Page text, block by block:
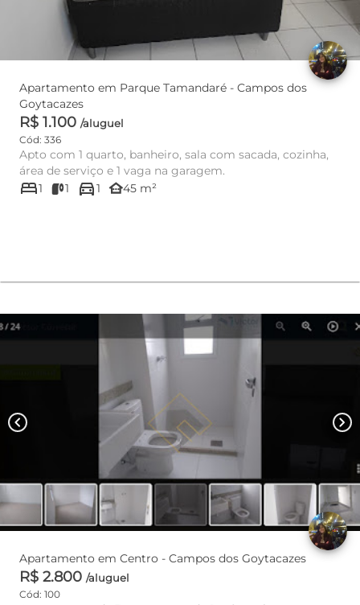
Apartamento em Parque Tamandaré - Campos dos
Goytacazes
R$ 1.100 /aluguel
Cód: 336
Apto com 1 quarto, banheiro, sala com sacada, cozinha,
área de serviço e 1 vaga na garagem.
bed1 1 directions_car1 other_houses45 m²
chevron_left chevron_right
Apartamento em Centro - Campos dos Goytacazes
R$ 2.800 /aluguel
Cód: 100